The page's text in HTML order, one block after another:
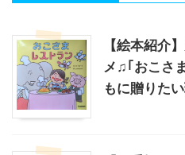
【絵本紹介
メ♫｢おこさ
もに贈りた